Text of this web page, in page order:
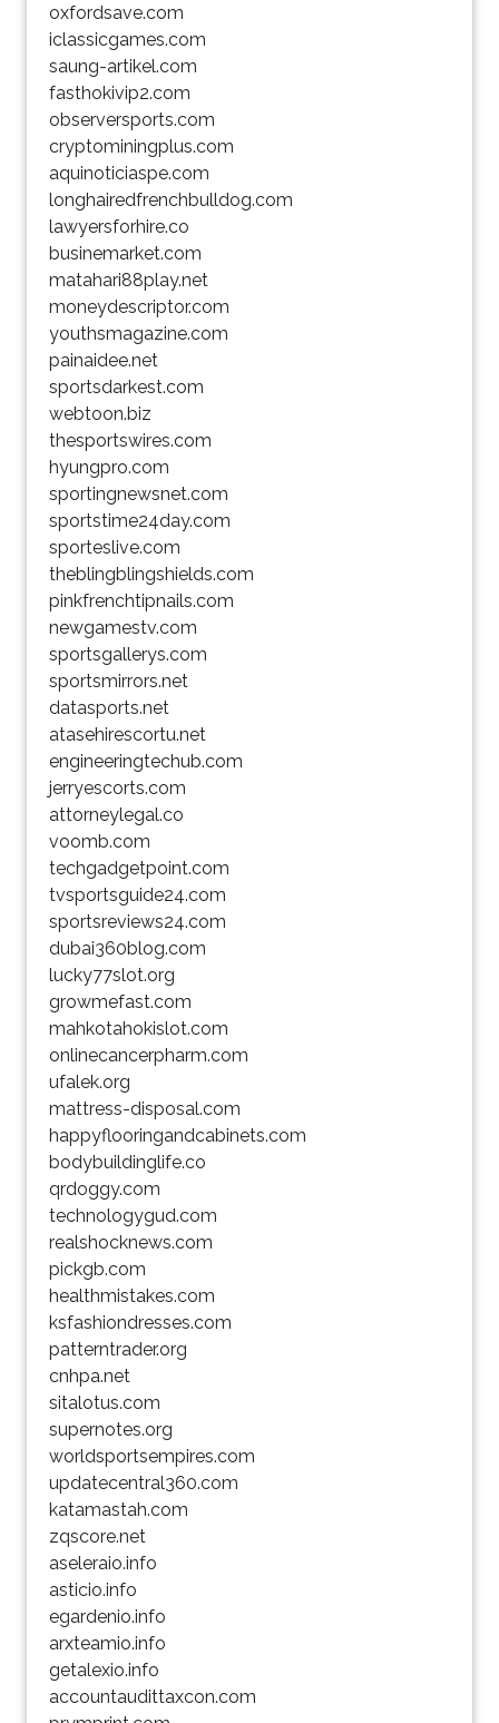
oxfordsave.com
iclassicgames.com
saung-artikel.com
fasthokivip2.com
observersports.com
cryptominingplus.com
aquinoticiaspe.com
longhairedfrenchbulldog.com
lawyersforhire.co
businemarket.com
matahari88play.net
moneydescriptor.com
youthsmagazine.com
painaidee.net
sportsdarkest.com
webtoon.biz
thesportswires.com
hyungpro.com
sportingnewsnet.com
sportstime24day.com
sporteslive.com
theblingblingshields.com
pinkfrenchtipnails.com
newgamestv.com
sportsgallerys.com
sportsmirrors.net
datasports.net
atasehirescortu.net
engineeringtechub.com
jerryescorts.com
attorneylegal.co
voomb.com
techgadgetpoint.com
tvsportsguide24.com
sportsreviews24.com
dubai360blog.com
lucky77slot.org
growmefast.com
mahkotahokislot.com
onlinecancerpharm.com
ufalek.org
mattress-disposal.com
happyflooringandcabinets.com
bodybuildinglife.co
qrdoggy.com
technologygud.com
realshocknews.com
pickgb.com
healthmistakes.com
ksfashiondresses.com
patterntrader.org
cnhpa.net
sitalotus.com
supernotes.org
worldsportsempires.com
updatecentral360.com
katamastah.com
zqscore.net
aseleraio.info
asticio.info
egardenio.info
arxteamio.info
getalexio.info
accountaudittaxcon.com